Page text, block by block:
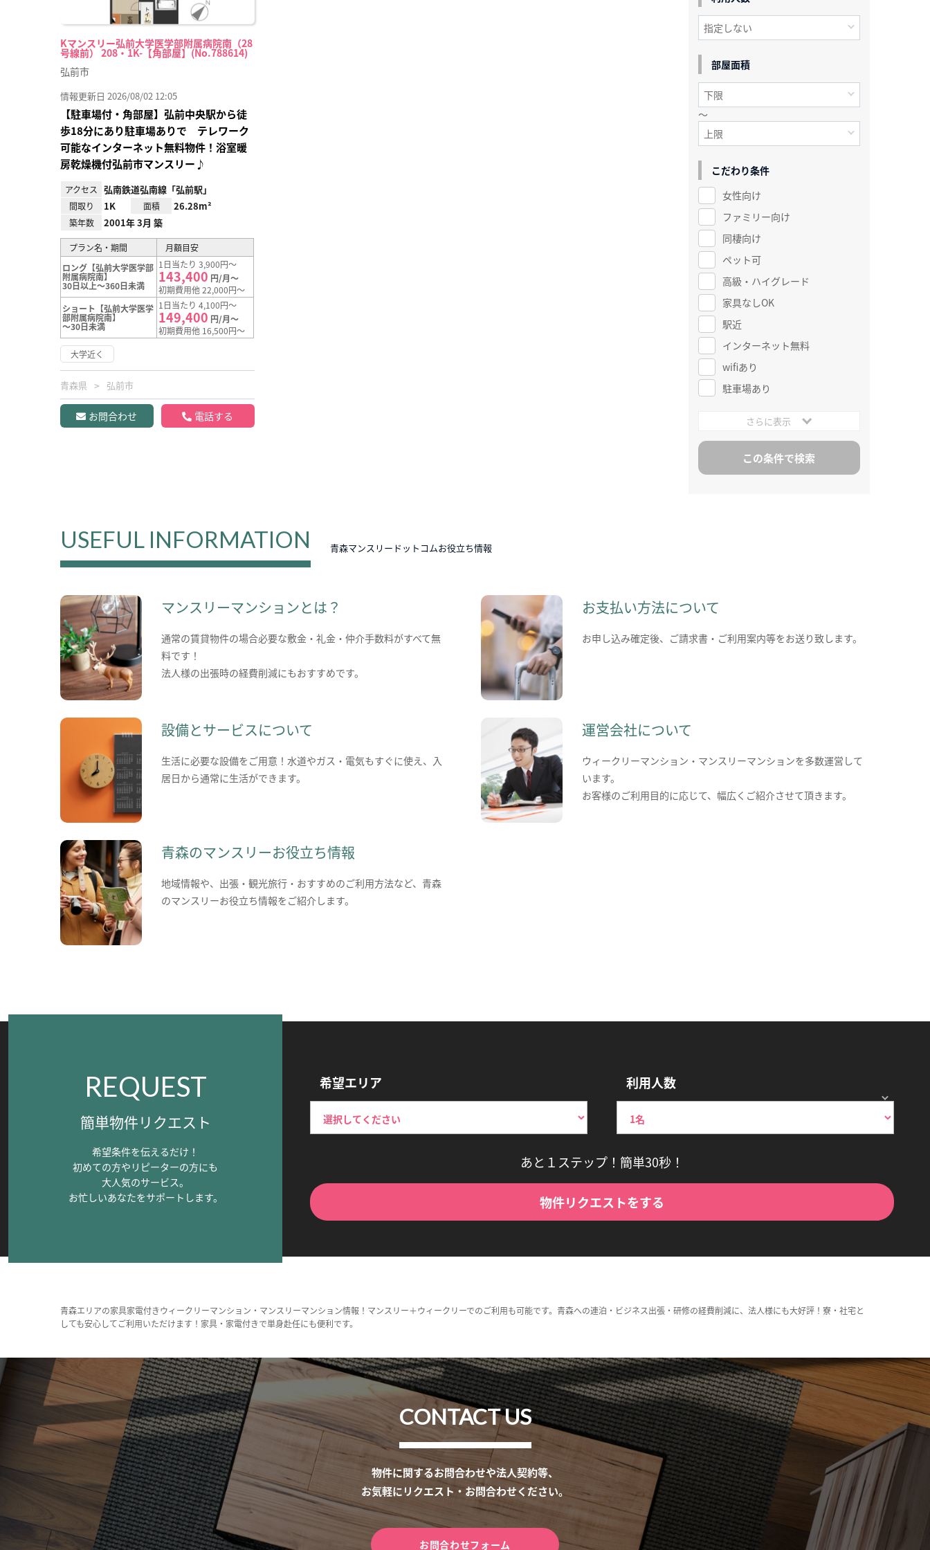
Kマンスリー弘前大学医学部附属病院南（28
号線前） 208・1K-【角部屋】(No.788614)
弘前市
情報更新日 2026/08/02 12:05
【駐車場付・角部屋】弘前中央駅から徒
歩18分にあり駐車場ありで テレワーク
可能なインターネット無料物件！浴室暖
房乾燥機付弘前市マンスリー♪
アクセス 弘南鉄道弘南線「弘前駅」
間取り 1K 面積 26.28m²
築年数 2001年 3月 築
プラン名・期間
月額目安
ロング【弘前大学医学部
附属病院南】
30日以上～360日未満
1日当たり 3,900円～
143,400 円/月～
初期費用他 22,000円～
ショート【弘前大学医学
部附属病院南】
～30日未満
1日当たり 4,100円～
149,400 円/月～
初期費用他 16,500円～
大学近く
青森県 弘前市
お問合わせ 電話する
部屋面積
～
こだわり条件
女性向け
ファミリー向け
同棲向け
ペット可
高級・ハイグレード
家具なしOK
駅近
インターネット無料
wifiあり
駐車場あり
さらに表示
USEFUL INFORMATION 青森マンスリードットコムお役立ち情報
マンスリーマンションとは？
通常の賃貸物件の場合必要な敷金・礼金・仲介手数料がすべて無
料です！
法人様の出張時の経費削減にもおすすめです。
お支払い方法について
お申し込み確定後、ご請求書・ご利用案内等をお送り致します。
設備とサービスについて
生活に必要な設備をご用意！水道やガス・電気もすぐに使え、入
居日から通常に生活ができます。
運営会社について
ウィークリーマンション・マンスリーマンションを多数運営して
います。
お客様のご利用目的に応じて、幅広くご紹介させて頂きます。
青森のマンスリーお役立ち情報
地域情報や、出張・観光旅行・おすすめのご利用方法など、青森
のマンスリーお役立ち情報をご紹介します。
REQUEST
簡単物件リクエスト
希望条件を伝えるだけ！
初めての方やリピーターの方にも
大人気のサービス。
お忙しいあなたをサポートします。
希望エリア 利用人数
あと１ステップ！簡単30秒！
物件リクエストをする
青森エリアの家具家電付きウィークリーマンション・マンスリーマンション情報！マンスリー＋ウィークリーでのご利用も可能です。青森への連泊・ビジネス出張・研修の経費削減に、法人様にも大好評！寮・社宅と
しても安心してご利用いただけます！家具・家電付きで単身赴任にも便利です。
CONTACT US
物件に関するお問合わせや法人契約等、
お気軽にリクエスト・お問合わせください。
お問合わせフォーム